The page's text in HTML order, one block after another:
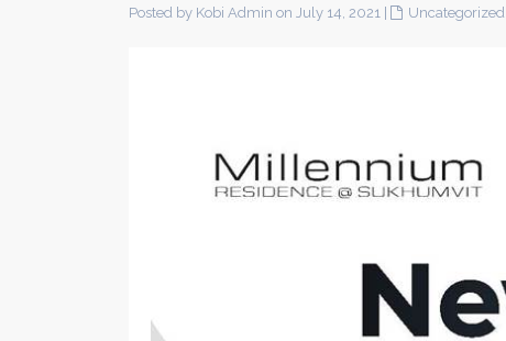
Posted by Kobi Admin on July 14, 2021 Uncategorized